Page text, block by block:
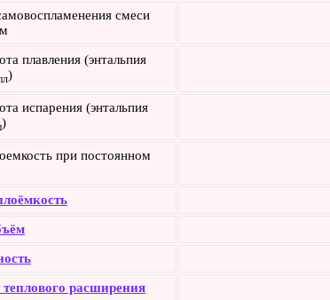
смеси
плавления (энтальпия
)
испарения (энтальпия
)
при постоянном
расширения